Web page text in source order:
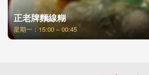
正老牌麵線糊
星期一：15:00 – 00:45